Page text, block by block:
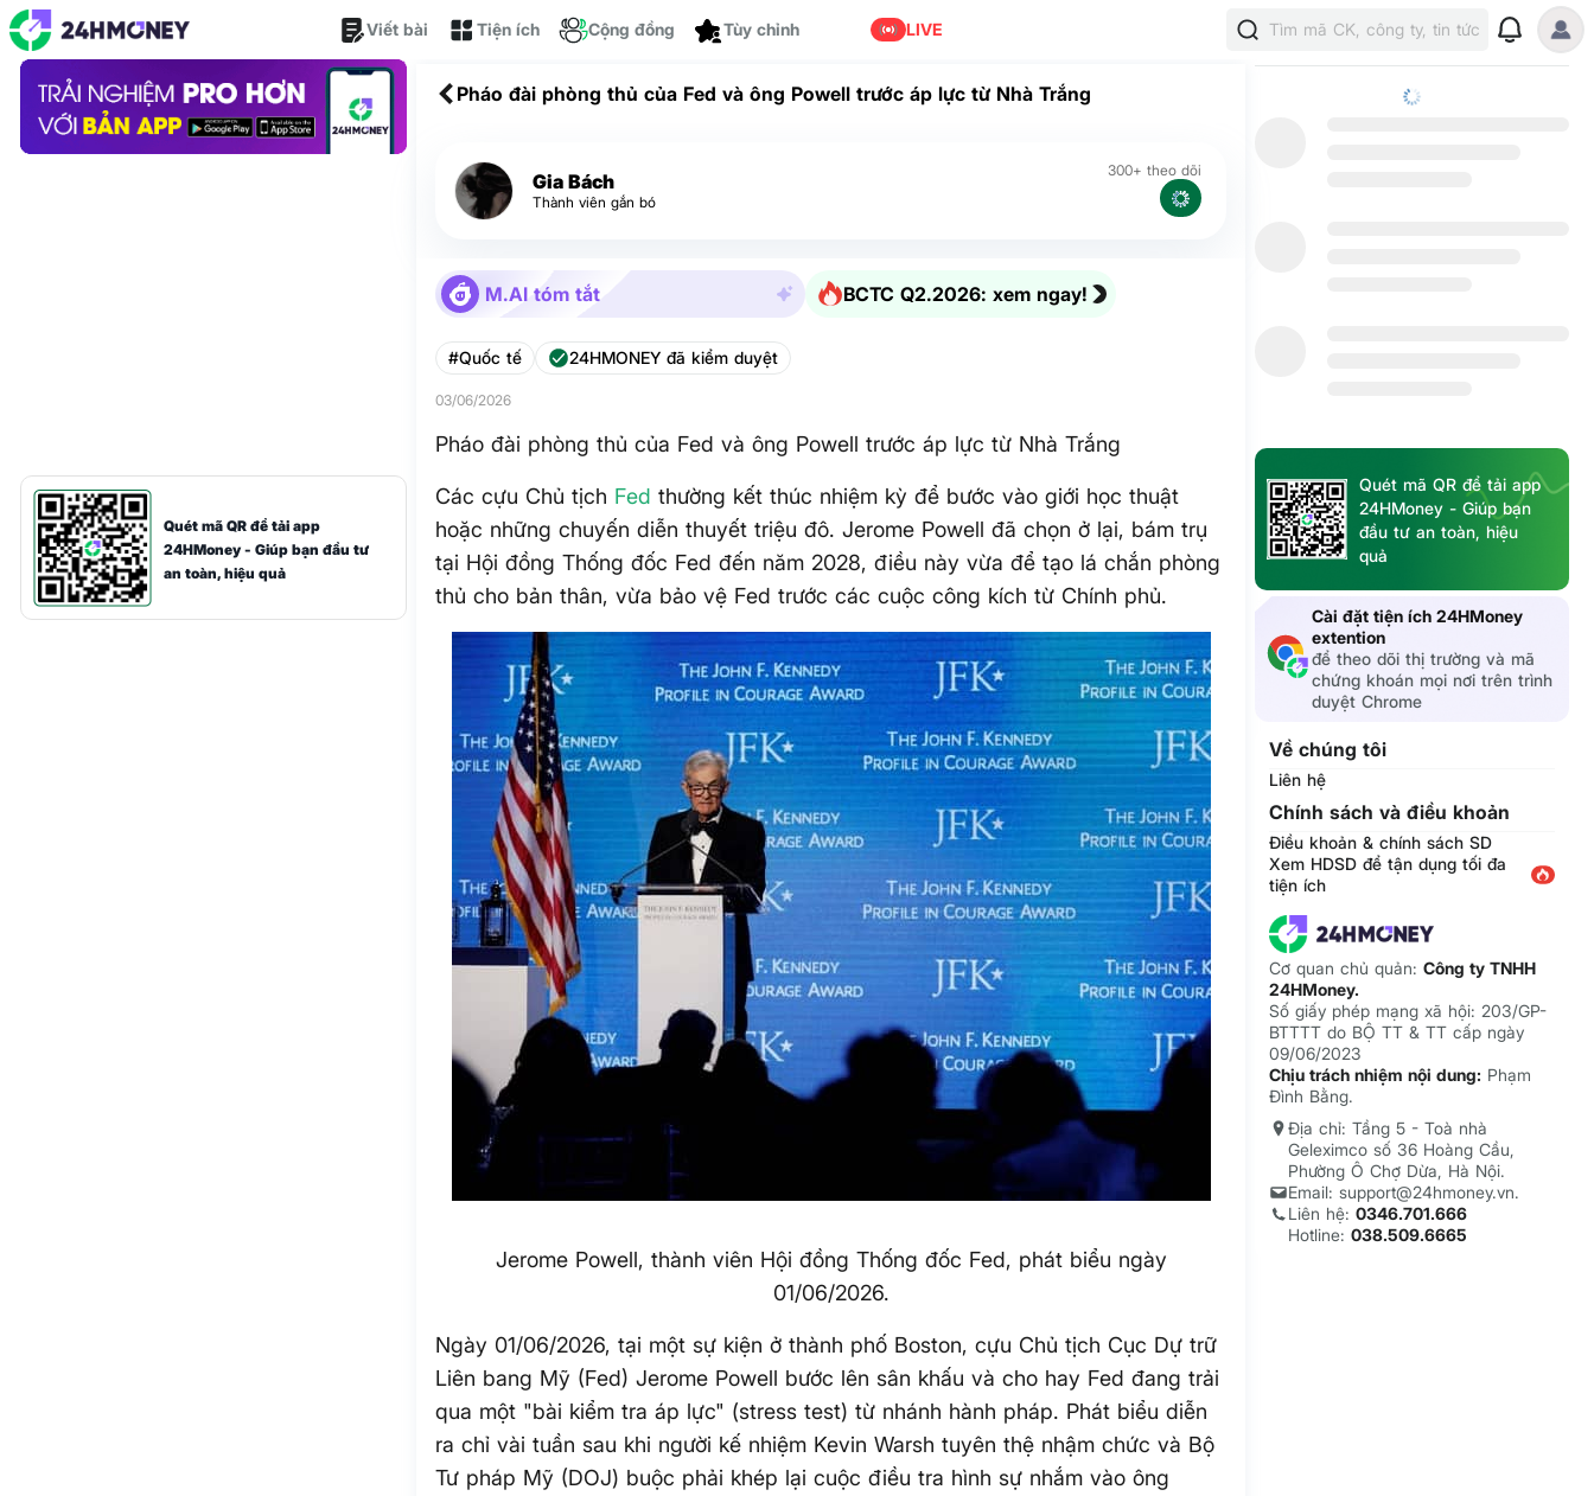
Viết bài Tiện ích Cộng đồng LIVE Tìm mã CK, công ty, tin tức
Quét mã QR để tải app
24HMoney - Giúp bạn đầu tư
an toàn, hiệu quả
Pháo đài phòng thủ của Fed và ông Powell trước áp lực từ Nhà Trắng
Gia Bách
Thành viên gắn bó
300+ theo dõi
M.AI tóm tắt BCTC Q2.2026: xem ngay!
#Quốc tế 24HMONEY đã kiểm duyệt
03/06/2026
Pháo đài phòng thủ của Fed và ông Powell trước áp lực từ Nhà Trắng
Các cựu Chủ tịch Fed thường kết thúc nhiệm kỳ để bước vào giới học thuật
hoặc những chuyến diễn thuyết triệu đô. Jerome Powell đã chọn ở lại, bám trụ
tại Hội đồng Thống đốc Fed đến năm 2028, điều này vừa để tạo lá chắn phòng
thủ cho bản thân, vừa bảo vệ Fed trước các cuộc công kích từ Chính phủ.
Jerome Powell, thành viên Hội đồng Thống đốc Fed, phát biểu ngày
01/06/2026.
Ngày 01/06/2026, tại một sự kiện ở thành phố Boston, cựu Chủ tịch Cục Dự trữ
Liên bang Mỹ (Fed) Jerome Powell bước lên sân khấu và cho hay Fed đang trải
qua một "bài kiểm tra áp lực" (stress test) từ nhánh hành pháp. Phát biểu diễn
ra chỉ vài tuần sau khi người kế nhiệm Kevin Warsh tuyên thệ nhậm chức và Bộ
Tư pháp Mỹ (DOJ) buộc phải khép lại cuộc điều tra hình sự nhắm vào ông
Quét mã QR để tải app
24HMoney - Giúp bạn
đầu tư an toàn, hiệu
quả
Cài đặt tiện ích 24HMoney
extention
để theo dõi thị trường và mã
chứng khoán mọi nơi trên trình
duyệt Chrome
Về chúng tôi
Liên hệ
Chính sách và điều khoản
Điều khoản & chính sách SD
Xem HDSD để tận dụng tối đa
tiện ích
Cơ quan chủ quản:Công ty TNHH
24HMoney.
Số giấy phép mạng xã hội: 203/GP-
BTTTT do BỘ TT & TT cấp ngày
09/06/2023
Chịu trách nhiệm nội dung: Phạm
Đình Bằng.
Địa chỉ: Tầng 5 - Toà nhà
Geleximco số 36 Hoàng Cầu,
Phường Ô Chợ Dừa, Hà Nội.
Email: support@24hmoney.vn.
Liên hệ:0346.701.666
Hotline:038.509.6665